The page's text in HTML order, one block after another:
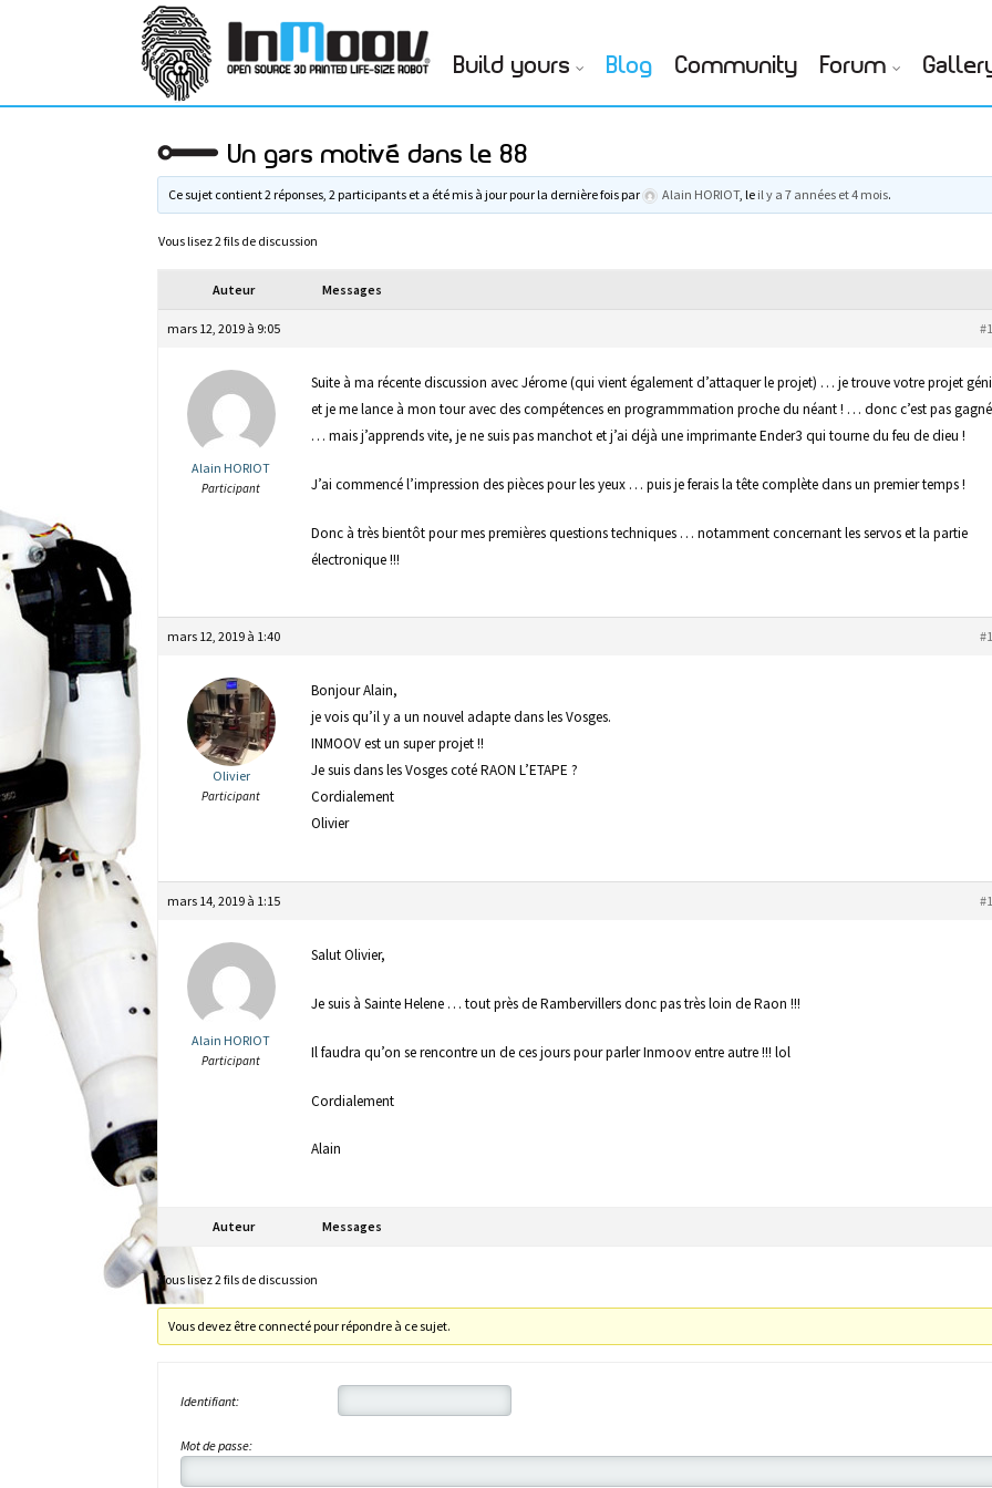
Build yours Blog Community Forum
Un gars motivé dans le 88
Ce sujet contient 2 réponses, 2 participants et a été mis à jour pour la dernière fois par Alain HORIOT, le il y a 7 années et 4 mois.
Vous lisez 2 fils de discussion
Auteur Messages
mars 12, 2019 à 9:05
Alain HORIOT
Participant
Suite à ma récente discussion avec Jérome (qui vient également d’attaquer le projet) … je trouve votre projet
et je me lance à mon tour avec des compétences en programmmation proche du néant ! … donc c’est pas
… mais j’apprends vite, je ne suis pas manchot et j’ai déjà une imprimante Ender3 qui tourne du feu de dieu !
J’ai commencé l’impression des pièces pour les yeux … puis je ferais la tête complète dans un premier temps !
Donc à très bientôt pour mes premières questions techniques … notamment concernant les servos et la partie
électronique !!!
mars 12, 2019 à 1:40
Olivier
Participant
Bonjour Alain,
je vois qu’il y a un nouvel adapte dans les Vosges.
INMOOV est un super projet !!
Je suis dans les Vosges coté RAON L’ETAPE ?
Cordialement
Olivier
mars 14, 2019 à 1:15
Alain HORIOT
Participant
Salut Olivier,
Je suis à Sainte Helene … tout près de Rambervillers donc pas très loin de Raon !!!
Il faudra qu’on se rencontre un de ces jours pour parler Inmoov entre autre !!! lol
Cordialement
Alain
Auteur Messages
Vous lisez 2 fils de discussion
Vous devez être connecté pour répondre à ce sujet.
Identifiant:
Mot de passe: